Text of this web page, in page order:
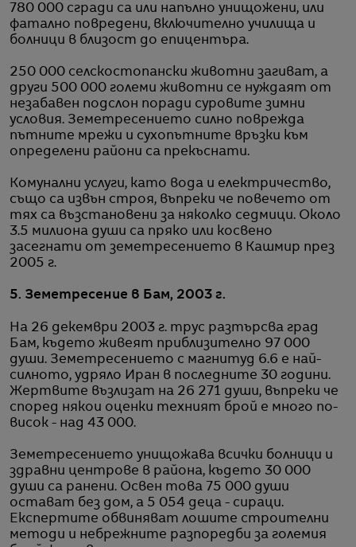
780 000 сгради са или напълно унищожени, или
фатално повредени, включително училища и
болници в близост до епицентъра.
250 000 селскостопански животни загиват, а
други 500 000 големи животни се нуждаят от
незабавен подслон поради суровите зимни
условия. Земетресението силно поврежда
пътните мрежи и сухопътните връзки към
определени райони са прекъснати.
Комунални услуги, като вода и електричество,
също са извън строя, въпреки че повечето от
тях са възстановени за няколко седмици. Около
3.5 милиона души са пряко или косвено
засегнати от земетресението в Кашмир през
2005 г.
5. Земетресение в Бам, 2003 г.
На 26 декември 2003 г. трус разтърсва град
Бам, където живеят приблизително 97 000
души. Земетресението с магнитуд 6.6 е най-
силното, удряло Иран в последните 30 години.
Жертвите възлизат на 26 271 души, въпреки че
според някои оценки техният брой е много по-
висок - над 43 000.
Земетресението унищожава всички болници и
здравни центрове в района, където 30 000
души са ранени. Освен това 75 000 души
остават без дом, а 5 054 деца - сираци.
Експертите обвиняват лошите строителни
методи и небрежните разпоредби за големия